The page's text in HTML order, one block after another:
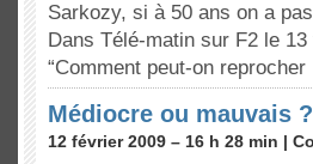
Sarkozy, si à 50 ans on a
Dans Télé-matin sur F2 le
“Comment peut-on
Médiocre ou mauvais ?
12 février 2009 – 16 h 28 min |